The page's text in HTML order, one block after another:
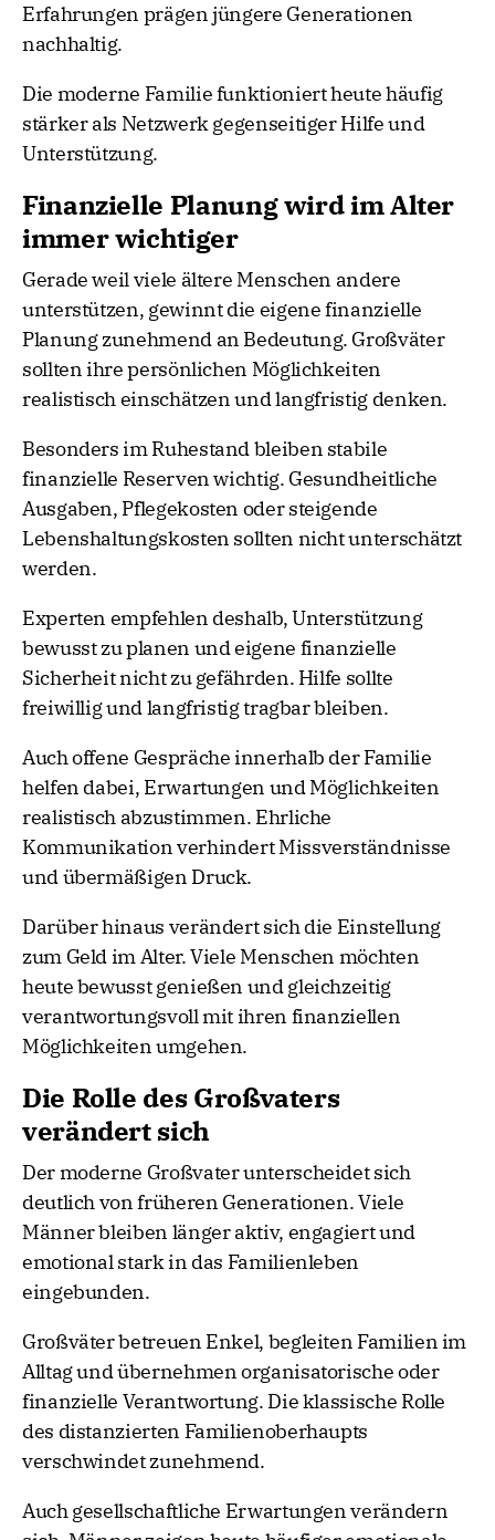
Erfahrungen prägen jüngere Generationen
nachhaltig.
Die moderne Familie funktioniert heute häufig
stärker als Netzwerk gegenseitiger Hilfe und
Unterstützung.
Finanzielle Planung wird im Alter
immer wichtiger
Gerade weil viele ältere Menschen andere
unterstützen, gewinnt die eigene finanzielle
Planung zunehmend an Bedeutung. Großväter
sollten ihre persönlichen Möglichkeiten
realistisch einschätzen und langfristig denken.
Besonders im Ruhestand bleiben stabile
finanzielle Reserven wichtig. Gesundheitliche
Ausgaben, Pflegekosten oder steigende
Lebenshaltungskosten sollten nicht unterschätzt
werden.
Experten empfehlen deshalb, Unterstützung
bewusst zu planen und eigene finanzielle
Sicherheit nicht zu gefährden. Hilfe sollte
freiwillig und langfristig tragbar bleiben.
Auch offene Gespräche innerhalb der Familie
helfen dabei, Erwartungen und Möglichkeiten
realistisch abzustimmen. Ehrliche
Kommunikation verhindert Missverständnisse
und übermäßigen Druck.
Darüber hinaus verändert sich die Einstellung
zum Geld im Alter. Viele Menschen möchten
heute bewusst genießen und gleichzeitig
verantwortungsvoll mit ihren finanziellen
Möglichkeiten umgehen.
Die Rolle des Großvaters
verändert sich
Der moderne Großvater unterscheidet sich
deutlich von früheren Generationen. Viele
Männer bleiben länger aktiv, engagiert und
emotional stark in das Familienleben
eingebunden.
Großväter betreuen Enkel, begleiten Familien im
Alltag und übernehmen organisatorische oder
finanzielle Verantwortung. Die klassische Rolle
des distanzierten Familienoberhaupts
verschwindet zunehmend.
Auch gesellschaftliche Erwartungen verändern